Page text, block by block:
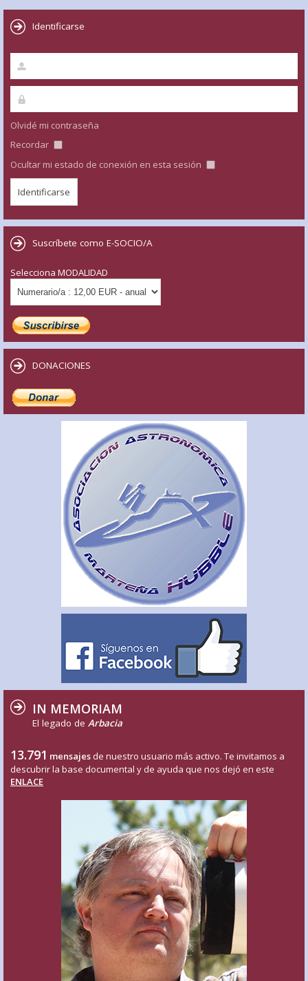
Identificarse
Olvidé mi contraseña
Recordar
Ocultar mi estado de conexión en esta sesión
Suscríbete como E-SOCIO/A
Selecciona MODALIDAD
DONACIONES
IN MEMORIAM
El legado de Arbacia
13.791 mensajes de nuestro usuario más activo. Te invitamos a
descubrir la base documental y de ayuda que nos dejó en este
ENLACE